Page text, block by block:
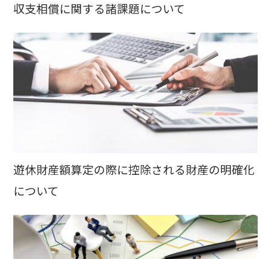
収支相償に関する諸課題について
遊休財産額算定の際に控除される財産の明確化
について